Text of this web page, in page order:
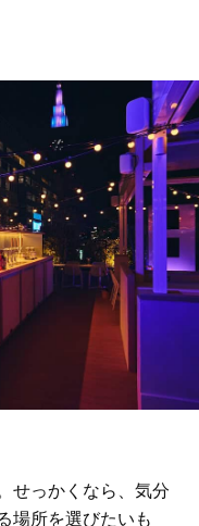
人気の40代髪型・ヘ
タログ
せっかくなら、気分
場所を選びたいも